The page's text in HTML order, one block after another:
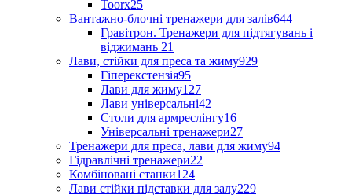
Toorx25
Вантажно-блочні тренажери для залів644
Гравітрон. Тренажери для підтягувань і
віджимань 21
Лави, стійки для преса та жиму929
Гіперекстензія95
Лави для жиму127
Лави універсальні42
Столи для армреслінгу16
Універсальні тренажери27
Тренажери для преса, лави для жиму94
Гідравлічні тренажери22
Комбіновані станки124
Лави стійки підставки для залу229